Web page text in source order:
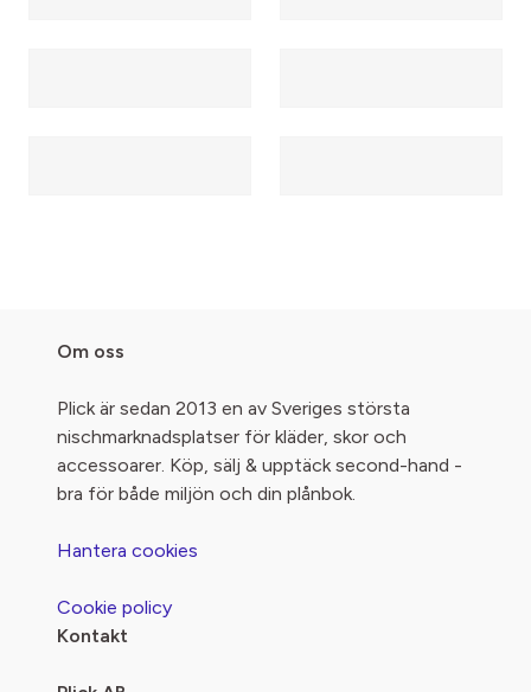
Om oss
Plick är sedan 2013 en av Sveriges största
nischmarknadsplatser för kläder, skor och
accessoarer. Köp, sälj & upptäck second-hand -
bra för både miljön och din plånbok.
Hantera cookies
Cookie policy
Kontakt